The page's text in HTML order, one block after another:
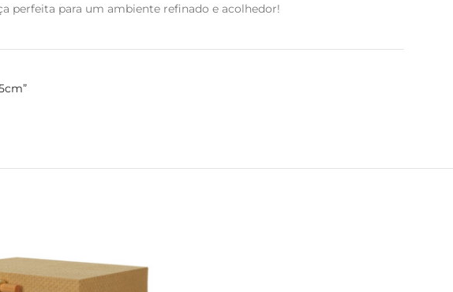
perfeita para um ambiente refinado e acolhedor!